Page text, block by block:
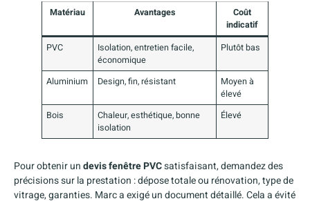
Matériau Avantages
Coût
indicatif
PVC
Isolation, entretien facile,
économique
Plutôt bas
Aluminium Design, fin, résistant
Moyen à
élevé
Bois
Chaleur, esthétique, bonne
isolation
Élevé
Pour obtenir undevis fenêtre PVCsatisfaisant, demandez des
précisions sur la prestation : dépose totale ou rénovation, type de
vitrage, garanties. Marc a exigé un document détaillé. Cela a évité